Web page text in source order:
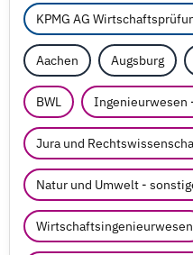
KPMG AG
Aachen Augsburg
BWL Ingenieurwesen
Jura und
Natur und Umwelt -
Wirtschaftsingenieurwesen